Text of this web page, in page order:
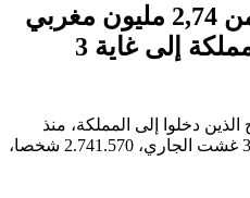
عملية “مرحبا”.. أكثر من 2,74 مليون مغربي
مقيم بالخارج دخلوا المملكة إلى غاية 3
الذين دخلوا إلى المملكة، منذ